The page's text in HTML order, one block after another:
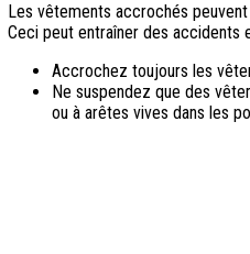
Les vêtements accrochés
Ceci peut entraîner des accidents
Accrochez toujours les
Ne suspendez que des
ou à arêtes vives dans les